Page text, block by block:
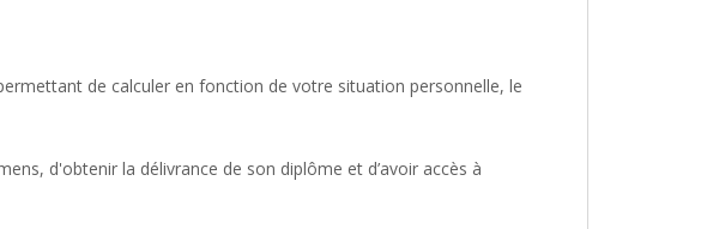
de calculer en fonction de votre situation personnelle, le
d'obtenir la délivrance de son diplôme et d’avoir accès à